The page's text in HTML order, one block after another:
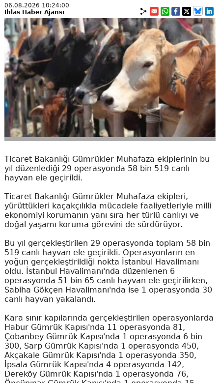
06.08.2026 10:24:00
İhlas Haber Ajansı
Ticaret Bakanlığı Gümrükler Muhafaza ekiplerinin bu
yıl düzenlediği 29 operasyonda 58 bin 519 canlı
hayvan ele geçirildi.
Ticaret Bakanlığı Gümrükler Muhafaza ekipleri,
yürüttükleri kaçakçılıkla mücadele faaliyetleriyle milli
ekonomiyi korumanın yanı sıra her türlü canlıyı ve
doğal yaşamı koruma görevini de sürdürüyor.
Bu yıl gerçekleştirilen 29 operasyonda toplam 58 bin
519 canlı hayvan ele geçirildi. Operasyonların en
yoğun gerçekleştirildiği nokta İstanbul Havalimanı
oldu. İstanbul Havalimanı'nda düzenlenen 6
operasyonda 51 bin 65 canlı hayvan ele geçirilirken,
Sabiha Gökçen Havalimanı'nda ise 1 operasyonda 30
canlı hayvan yakalandı.
Kara sınır kapılarında gerçekleştirilen operasyonlarda
Habur Gümrük Kapısı'nda 11 operasyonda 81,
Çobanbey Gümrük Kapısı'nda 1 operasyonda 6 bin
300, Sarp Gümrük Kapısı'nda 1 operasyonda 450,
Akçakale Gümrük Kapısı'nda 1 operasyonda 350,
İpsala Gümrük Kapısı'nda 4 operasyonda 142,
Dereköy Gümrük Kapısı'nda 1 operasyonda 76,